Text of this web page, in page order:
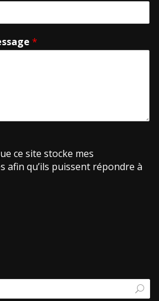
*
ce site stocke mes
afin qu’ils puissent répondre à